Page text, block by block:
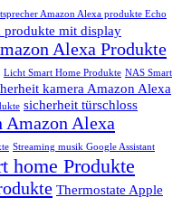
Amazon Alexa produkte Echo
produkte mit display
Alexa Produkte
Licht Smart Home Produkte NAS Smart
kamera Amazon Alexa
sicherheit türschloss
Amazon Alexa
Streaming musik Google Assistant
home Produkte
Thermostate Apple